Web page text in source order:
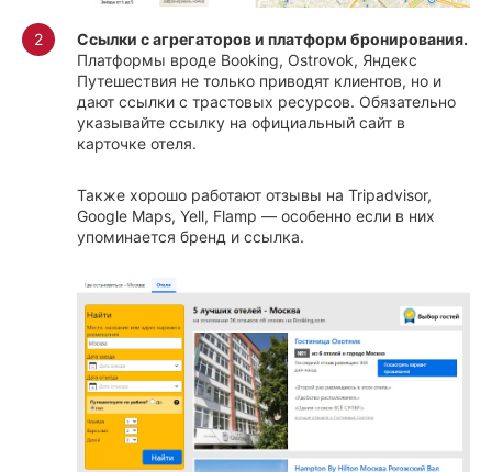
Ссылки с агрегаторов и платформ бронирования.
Платформы вроде Booking, Ostrovok, Яндекс
Путешествия не только приводят клиентов, но и
дают ссылки с трастовых ресурсов. Обязательно
указывайте ссылку на официальный сайт в
карточке отеля.
Также хорошо работают отзывы на Tripadvisor,
Google Maps, Yell, Flamp — особенно если в них
упоминается бренд и ссылка.